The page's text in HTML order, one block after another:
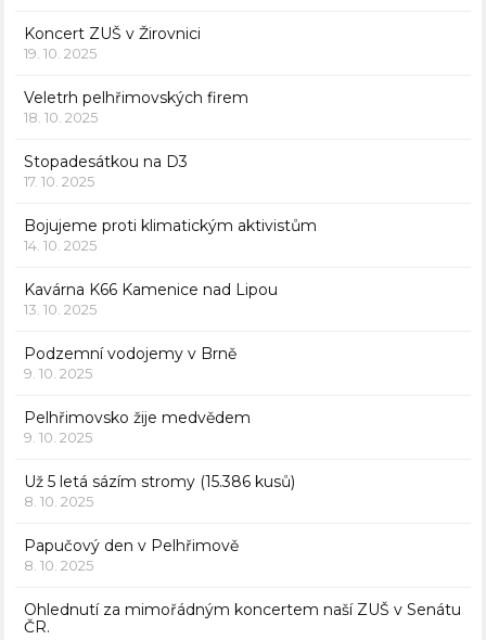
Koncert ZUŠ v Žirovnici
19. 10. 2025
Veletrh pelhřimovských firem
18. 10. 2025
Stopadesátkou na D3
17. 10. 2025
Bojujeme proti klimatickým aktivistům
14. 10. 2025
Kavárna K66 Kamenice nad Lipou
13. 10. 2025
Podzemní vodojemy v Brně
9. 10. 2025
Pelhřimovsko žije medvědem
9. 10. 2025
Už 5 letá sázím stromy (15.386 kusů)
8. 10. 2025
Papučový den v Pelhřimově
8. 10. 2025
Ohlednutí za mimořádným koncertem naší ZUŠ v Senátu
ČR.